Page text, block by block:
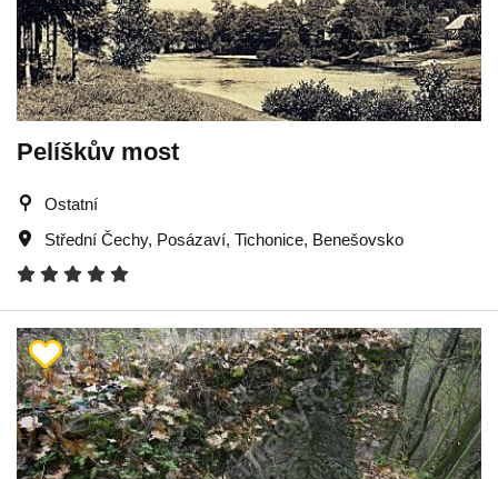
Pelíškův most
Ostatní
Střední Čechy, Posázaví, Tichonice, Benešovsko